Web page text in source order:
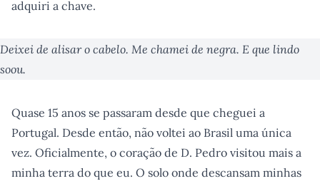
adquiri a chave.
Deixei de alisar o cabelo. Me chamei de negra. E que lindo
soou.
Quase 15 anos se passaram desde que cheguei a
Portugal. Desde então, não voltei ao Brasil uma única
vez. Oficialmente, o coração de D. Pedro visitou mais a
minha terra do que eu. O solo onde descansam minhas